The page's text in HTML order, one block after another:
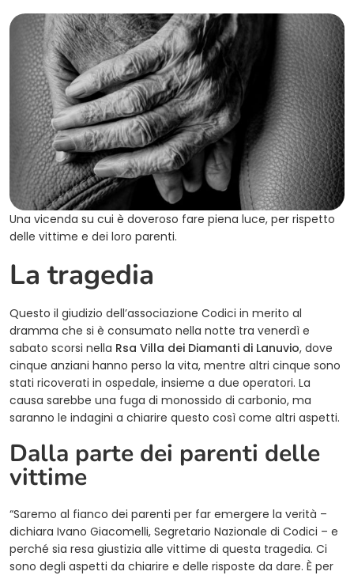
Una vicenda su cui è doveroso fare piena luce, per rispetto
delle vittime e dei loro parenti.
La tragedia
Questo il giudizio dell’associazione Codici in merito al
dramma che si è consumato nella notte tra venerdì e
sabato scorsi nella Rsa Villa dei Diamanti di Lanuvio, dove
cinque anziani hanno perso la vita, mentre altri cinque sono
stati ricoverati in ospedale, insieme a due operatori. La
causa sarebbe una fuga di monossido di carbonio, ma
saranno le indagini a chiarire questo così come altri aspetti.
Dalla parte dei parenti delle
vittime
“Saremo al fianco dei parenti per far emergere la verità –
dichiara Ivano Giacomelli, Segretario Nazionale di Codici – e
perché sia resa giustizia alle vittime di questa tragedia. Ci
sono degli aspetti da chiarire e delle risposte da dare. È per